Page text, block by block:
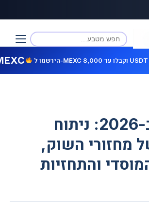
ביטקוין ב-2026: ניתוח
מחזורי השוק,
והתחזיות